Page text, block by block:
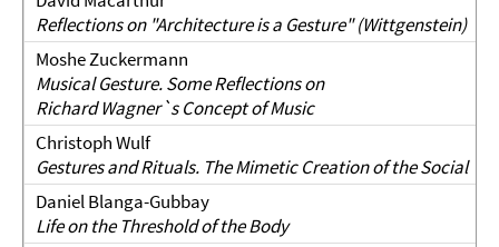
Reflections on "Architecture is a Gesture" (Wittgenstein)
Moshe Zuckermann
Musical Gesture. Some Reflections on
Richard Wagner`s Concept of Music
Christoph Wulf
Gestures and Rituals. The Mimetic Creation of the Social
Daniel Blanga-Gubbay
Life on the Threshold of the Body